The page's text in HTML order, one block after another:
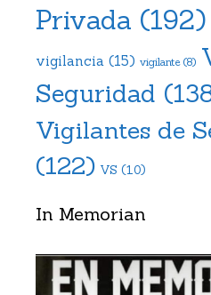
Privada (192)
vigilancia (15) vigilante(8)
Seguridad
Vigilantes de
(122) VS (10)
In Memorian